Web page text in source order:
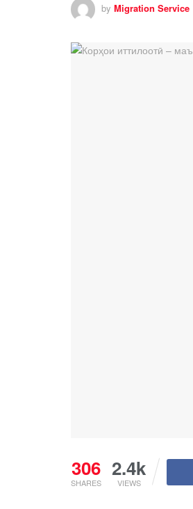
by Migration Service
306
SHARES
2.4k
VIEWS